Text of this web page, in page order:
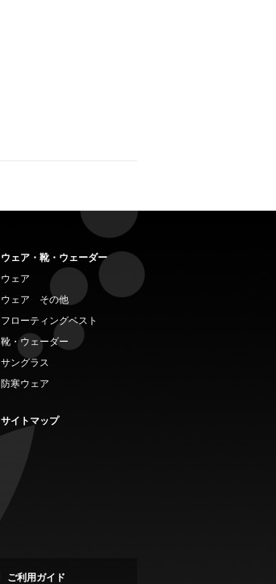
ウェア・靴・ウェーダー
ウェア
ウェア その他
フローティングベスト
靴・ウェーダー
サングラス
防寒ウェア
サイトマップ
ご利用ガイド